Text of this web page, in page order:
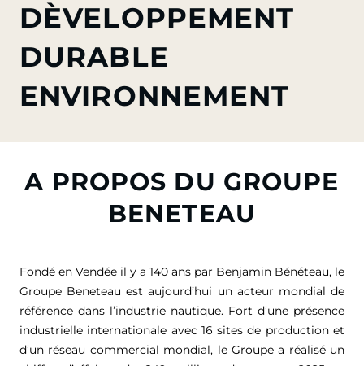
DÈVELOPPEMENT
DURABLE
ENVIRONNEMENT
A PROPOS DU GROUPE
BENETEAU
Fondé en Vendée il y a 140 ans par Benjamin Bénéteau, le
Groupe Beneteau est aujourd’hui un acteur mondial de
référence dans l’industrie nautique. Fort d’une présence
industrielle internationale avec 16 sites de production et
d’un réseau commercial mondial, le Groupe a réalisé un